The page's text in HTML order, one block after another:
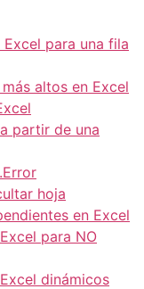
para una fila
altos en Excel
partir de una
hoja
en Excel
para NO
dinámicos